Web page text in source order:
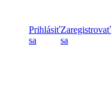
Prihlásiť
sa
Zaregistrovať
sa